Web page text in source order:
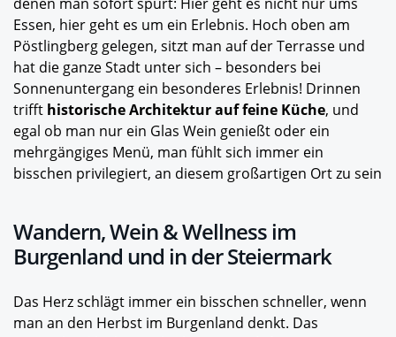
Essen, hier geht es um ein Erlebnis. Hoch oben am
Pöstlingberg gelegen, sitzt man auf der Terrasse und
hat die ganze Stadt unter sich – besonders bei
Sonnenuntergang ein besonderes Erlebnis! Drinnen
trifft historische Architektur auf feine Küche, und
egal ob man nur ein Glas Wein genießt oder ein
mehrgängiges Menü, man fühlt sich immer ein
bisschen privilegiert, an diesem großartigen Ort zu sein
Wandern, Wein & Wellness im
Burgenland und in der Steiermark
Das Herz schlägt immer ein bisschen schneller, wenn
man an den Herbst im Burgenland denkt. Das